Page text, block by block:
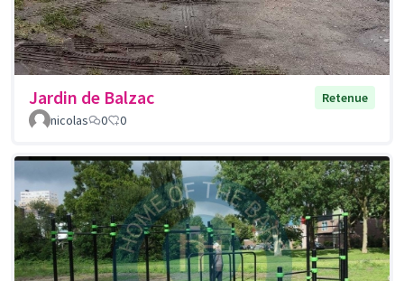
Jardin de Balzac
Retenue
nicolas
0 0